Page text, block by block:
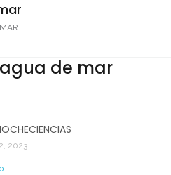
de mar
2023
0